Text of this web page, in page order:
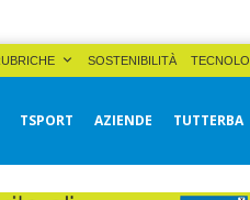
SOSTENIBILITÀ
TSPORT AZIENDE TUTTERBA